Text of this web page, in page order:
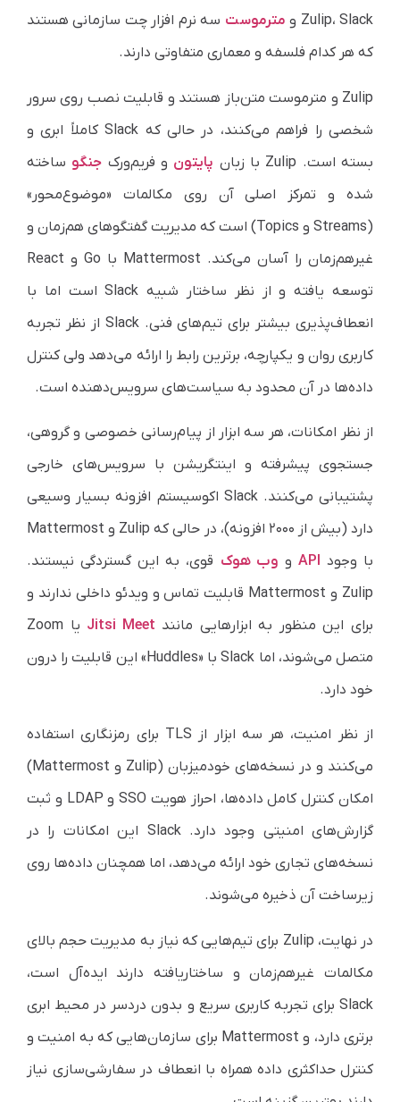
Zulip، Slack و مترموستسه نرم افزار چت سازمانی هستند
که هر کدام فلسفه و معماری متفاوتی دارند.
Zulip و مترموست متن‌باز هستند و قابلیت نصب روی سرور
شخصی را فراهم می‌کنند، در حالی که Slack کاملاً ابری و
بسته است. Zulip با زبان
پایتونو فریم‌ورک جنگوساخته
شده و تمرکز اصلی آن روی مکالمات «موضوع‌محور»
(Streams و Topics) است که مدیریت گفتگوهای هم‌زمان و
غیرهم‌زمان را آسان می‌کند. Mattermost با Go و React
توسعه یافته و از نظر ساختار شبیه Slack است اما با
انعطاف‌پذیری بیشتر برای تیم‌های فنی. Slack از نظر تجربه
کاربری روان و یکپارچه، برترین رابط را ارائه می‌دهد ولی کنترل
داده‌ها در آن محدود به سیاست‌های سرویس‌دهنده است.
از نظر امکانات، هر سه ابزار از پیام‌رسانی خصوصی و گروهی،
جستجوی پیشرفته و اینتگریشن با سرویس‌های خارجی
پشتیبانی می‌کنند. Slack اکوسیستم افزونه بسیار وسیعی
دارد (بیش از ۲۰۰۰ افزونه)، در حالی که Zulip و Mattermost
با وجود APIو وب هوکقوی، به این گستردگی نیستند.
Zulip و Mattermost قابلیت تماس و ویدئو داخلی ندارند و
برای این منظور به ابزارهایی مانند Jitsi Meet
یا Zoom
متصل می‌شوند، اما Slack با «Huddles» این قابلیت را درون
خود دارد.
از نظر امنیت، هر سه ابزار از TLS برای رمزنگاری استفاده
می‌کنند و در نسخه‌های خودمیزبان (Zulip و Mattermost)
امکان کنترل کامل داده‌ها، احراز هویت SSO و LDAP و ثبت
گزارش‌های امنیتی وجود دارد. Slack این امکانات را در
نسخه‌های تجاری خود ارائه می‌دهد، اما همچنان داده‌ها روی
زیرساخت آن ذخیره می‌شوند.
در نهایت، Zulip برای تیم‌هایی که نیاز به مدیریت حجم بالای
مکالمات غیرهم‌زمان و ساختاریافته دارند ایده‌آل است،
Slack برای تجربه کاربری سریع و بدون دردسر در محیط ابری
برتری دارد، و Mattermost برای سازمان‌هایی که به امنیت و
کنترل حداکثری داده همراه با انعطاف در سفارشی‌سازی نیاز